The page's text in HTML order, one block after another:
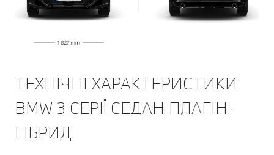
ТЕХНІЧНІ ХАРАКТЕРИСТИКИ
BMW 3 СЕРІЇ СЕДАН ПЛАГІН-
ГІБРИД.